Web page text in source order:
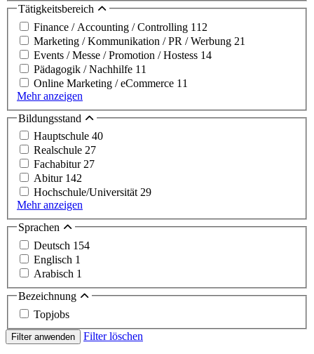
Tätigkeitsbereich
Finance / Accounting / Controlling 112
Marketing / Kommunikation / PR / Werbung 21
Events / Messe / Promotion / Hostess 14
Pädagogik / Nachhilfe 11
Online Marketing / eCommerce 11
Mehr anzeigen
Bildungsstand
Hauptschule 40
Realschule 27
Fachabitur27
Abitur 142
Hochschule/Universität29
Mehr anzeigen
Sprachen
Deutsch 154
Englisch 1
Arabisch 1
Bezeichnung
Topjobs
Filter anwenden Filter löschen